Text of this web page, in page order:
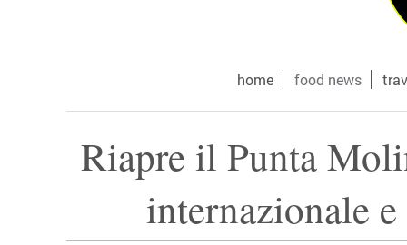
home food news
Riapre il Punta
internazionale